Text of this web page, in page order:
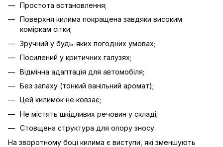
Простота встановлення;
Поверхня килима покращена завдяки високим
коміркам сітки;
Зручний у будь-яких погодних умовах;
Посилений у критичних галузях;
Відмінна адаптація для автомобіля;
Без запаху (тонкий ванільний аромат);
Цей килимок не ковзає;
Не містять шкідливих речовин у складі;
Стовщена структура для опору зносу.
На зворотному боці килима є виступи, які зменшують